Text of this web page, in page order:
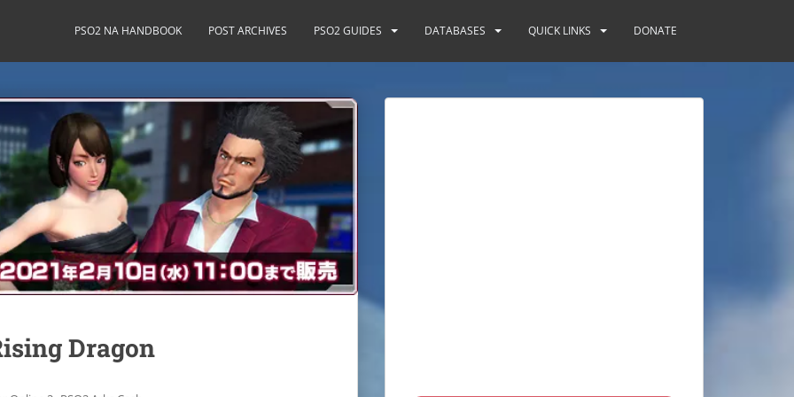
PSO2 NA HANDBOOK POST ARCHIVES PSO2 GUIDES DATABASES QUICK LINKS DONATE
Dragon